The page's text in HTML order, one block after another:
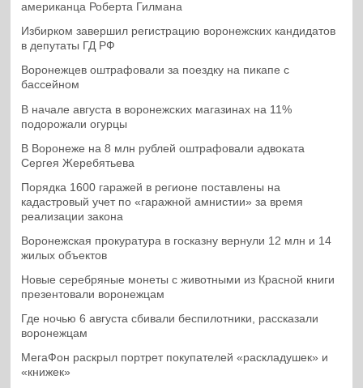
американца Роберта Гилмана
Избирком завершил регистрацию воронежских кандидатов
в депутаты ГД РФ
Воронежцев оштрафовали за поездку на пикапе с
бассейном
В начале августа в воронежских магазинах на 11%
подорожали огурцы
В Воронеже на 8 млн рублей оштрафовали адвоката
Сергея Жеребятьева
Порядка 1600 гаражей в регионе поставлены на
кадастровый учет по «гаражной амнистии» за время
реализации закона
Воронежская прокуратура в госказну вернули 12 млн и 14
жилых объектов
Новые серебряные монеты с животными из Красной книги
презентовали воронежцам
Где ночью 6 августа сбивали беспилотники, рассказали
воронежцам
МегаФон раскрыл портрет покупателей «раскладушек» и
«книжек»